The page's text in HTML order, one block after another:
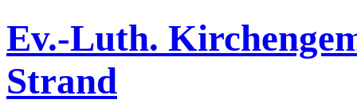
Ev.-Luth.
Strand